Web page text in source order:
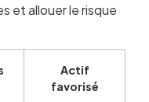
et allouer le risque
Actif
favorisé